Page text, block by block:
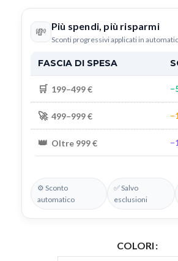
💸 Più spendi, più risparmi
Sconti progressivi applicati in
FASCIA DI SPESA
🛒 199–499 €
🚀 499–999 €
👑 Oltre 999 €
⚙️ Sconto
automatico
✅ Salvo
esclusioni
COLORI